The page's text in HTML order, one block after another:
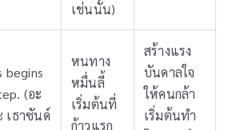
เช่นนั้น)
begins
(อะ
เธาซันด์
หนทาง
หมื่นลี้
เริ่มต้นที่
ก้าวแรก
สร้างแรง
บันดาลใจ
ให้คนกล้า
เริ่มต้นทำ